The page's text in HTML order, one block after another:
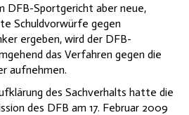
DFB-Sportgericht aber neue,
Schuldvorwürfe gegen
ergeben, wird der DFB-
das Verfahren gegen die
aufnehmen.
des Sachverhalts hatte die
des DFB am 17. Februar 2009